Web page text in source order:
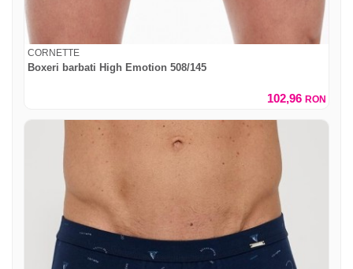
CORNETTE
Boxeri barbati High Emotion 508/145
102,96 RON